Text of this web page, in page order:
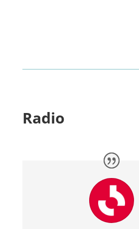
Radio